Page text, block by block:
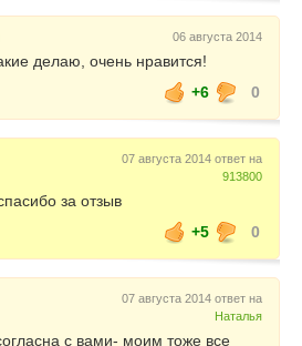
06 августа 2014
делаю, очень нравится!
+6
0
07 августа 2014 ответ на
913800
за отзыв
+5
0
07 августа 2014 ответ на
Наталья
с вами- моим тоже все